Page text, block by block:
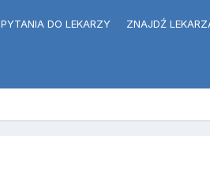
PYTANIA DO LEKARZY ZNAJDŹ